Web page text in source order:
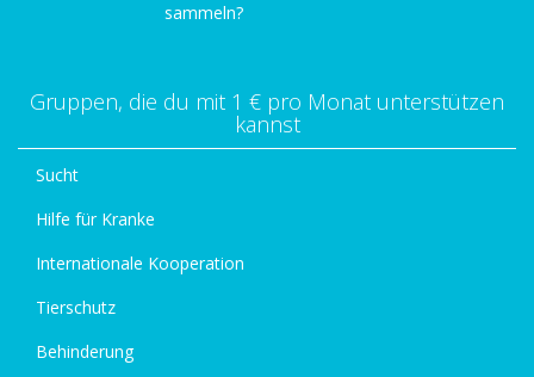
sammeln?
Gruppen, die du mit 1 € pro Monat unterstützen
kannst
Sucht
Hilfe für Kranke
Internationale Kooperation
Tierschutz
Behinderung